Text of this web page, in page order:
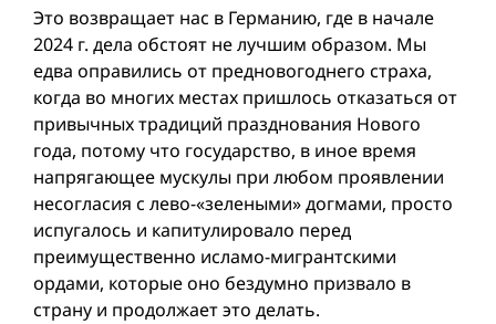
Это возвращает нас в Германию, где в начале
2024 г. дела обстоят не лучшим образом. Мы
едва оправились от предновогоднего страха,
когда во многих местах пришлось отказаться от
привычных традиций празднования Нового
года, потому что государство, в иное время
напрягающее мускулы при любом проявлении
несогласия с лево-«зелеными» догмами, просто
испугалось и капитулировало перед
преимущественно исламо-мигрантскими
ордами, которые оно бездумно призвало в
страну и продолжает это делать.